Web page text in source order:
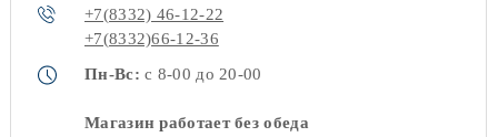
+7(8332) 46-12-22
+7(8332)66-12-36
Пн-Вс: с 8-00 до 20-00
Магазин работает без обеда